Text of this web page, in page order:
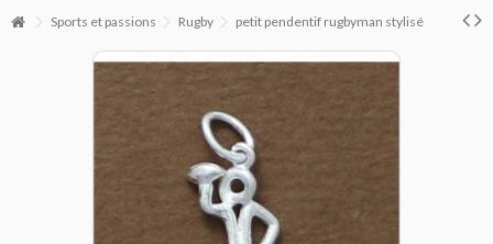
Sports et passions Rugby petit pendentif rugbyman stylisé